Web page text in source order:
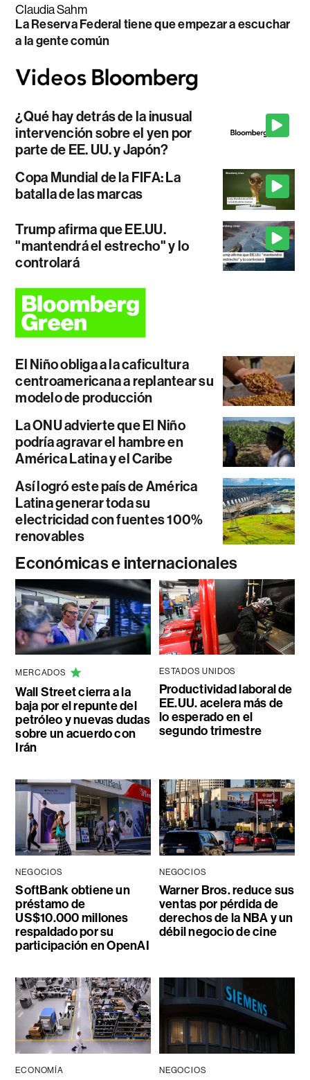
Claudia Sahm
La Reserva Federal tiene que empezar a escuchar
a la gente común
¿Qué hay detrás de la inusual
intervención sobre el yen por
parte de EE. UU. y Japón?
Copa Mundial de la FIFA: La
batalla de las marcas
Trump afirma que EE.UU.
"mantendrá el estrecho" y lo
controlará
El Niño obliga a la caficultura
centroamericana a replantear su
modelo de producción
La ONU advierte que El Niño
podría agravar el hambre en
América Latina y el Caribe
Así logró este país de América
Latina generar toda su
electricidad con fuentes 100%
renovables
Económicas e internacionales
MERCADOS
Wall Street cierra a la
baja por el repunte del
petróleo y nuevas dudas
sobre un acuerdo con
Irán
ESTADOS UNIDOS
Productividad laboral de
EE.UU. acelera más de
lo esperado en el
segundo trimestre
NEGOCIOS
SoftBank obtiene un
préstamo de
US$10.000 millones
respaldado por su
participación en OpenAI
NEGOCIOS
Warner Bros. reduce sus
ventas por pérdida de
derechos de la NBA y un
débil negocio de cine
ECONOMÍA NEGOCIOS